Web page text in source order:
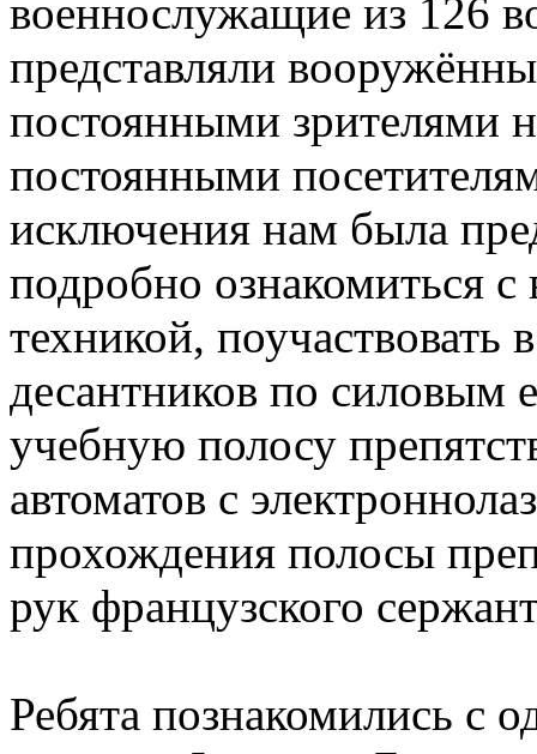
военнослужащие из 126
представляли
постоянными зрителями
постоянными
исключения нам была
подробно ознакомиться
техникой, поучаствовать
десантников по силовым
учебную полосу
автоматов с
прохождения полосы
рук французского
Ребята познакомились с